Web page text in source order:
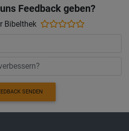
Feedback geben?
Bibelthek
SENDEN